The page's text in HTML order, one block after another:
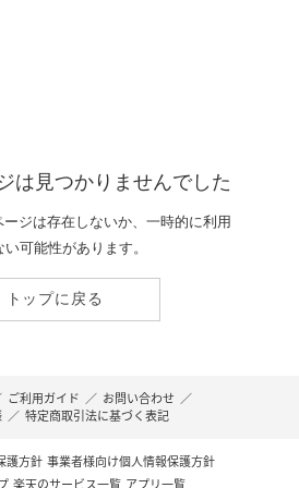
は見つかりませんでした
ジは存在しないか、一時的に利用
可能性があります。
トップに戻る
ご利用ガイド ／ お問い合わせ ／
／ 特定商取引法に基づく表記
護方針 事業者様向け個人情報保護方針
楽天のサービス一覧 アプリ一覧